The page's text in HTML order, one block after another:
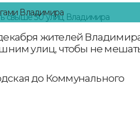
Владимира
декабря жителей
улиц, чтобы не
до Коммунального